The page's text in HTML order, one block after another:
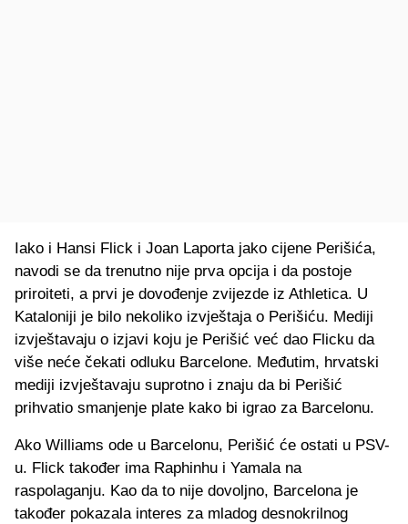
Iako i Hansi Flick i Joan Laporta jako cijene Perišića,
navodi se da trenutno nije prva opcija i da postoje
priroiteti, a prvi je dovođenje zvijezde iz Athletica. U
Kataloniji je bilo nekoliko izvještaja o Perišiću. Mediji
izvještavaju o izjavi koju je Perišić već dao Flicku da
više neće čekati odluku Barcelone. Međutim, hrvatski
mediji izvještavaju suprotno i znaju da bi Perišić
prihvatio smanjenje plate kako bi igrao za Barcelonu.
Ako Williams ode u Barcelonu, Perišić će ostati u PSV-
u. Flick također ima Raphinhu i Yamala na
raspolaganju. Kao da to nije dovoljno, Barcelona je
također pokazala interes za mladog desnokrilnog